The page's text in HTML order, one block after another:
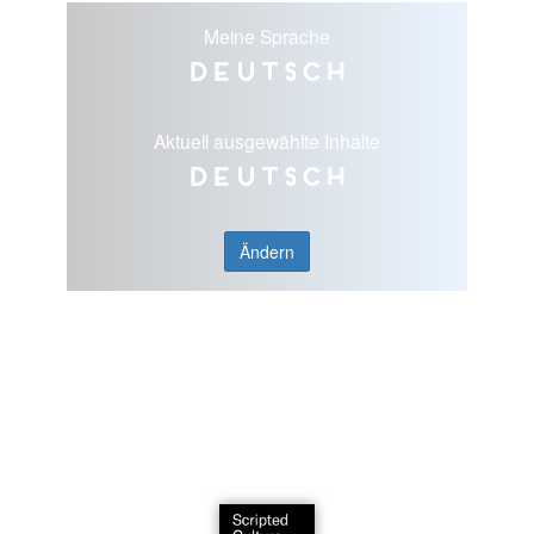
Meine Sprache
Deutsch
Aktuell ausgewählte Inhalte
Deutsch
Ändern